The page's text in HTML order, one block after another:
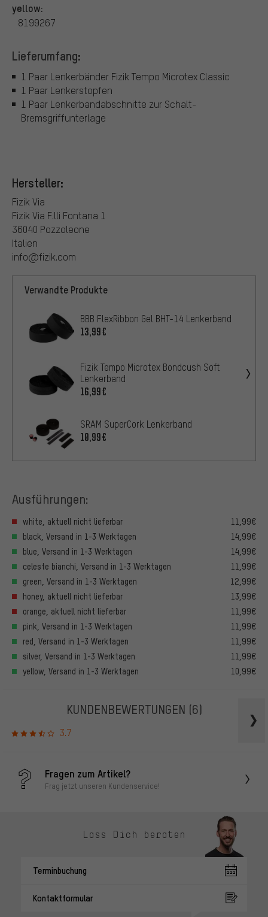
yellow:
8199267
Lieferumfang:
1 Paar Lenkerbänder Fizik Tempo Microtex Classic
1 Paar Lenkerstopfen
1 Paar Lenkerbandabschnitte zur Schalt-
Bremsgriffunterlage
Hersteller:
Fizik Via
Fizik Via F.lli Fontana 1
36040 Pozzoleone
Italien
info@fizik.com
Verwandte Produkte
BBB FlexRibbon Gel BHT-14 Lenkerband
13,99€
Fizik Tempo Microtex Bondcush Soft
Lenkerband
16,99€
SRAM SuperCork Lenkerband
10,99€
Ausführungen:
white, aktuell nicht lieferbar
11,99€
black, Versand in 1-3 Werktagen
14,99€
blue, Versand in 1-3 Werktagen
14,99€
celeste bianchi, Versand in 1-3 Werktagen
11,99€
green, Versand in 1-3 Werktagen
12,99€
honey, aktuell nicht lieferbar
13,99€
orange, aktuell nicht lieferbar
11,99€
pink, Versand in 1-3 Werktagen
11,99€
red, Versand in 1-3 Werktagen
11,99€
silver, Versand in 1-3 Werktagen
11,99€
yellow, Versand in 1-3 Werktagen
10,99€
KUNDENBEWERTUNGEN (6)
3.7
Fragen zum Artikel?
Frag jetzt unseren Kundenservice!
Lass Dich beraten
Terminbuchung
Kontaktformular